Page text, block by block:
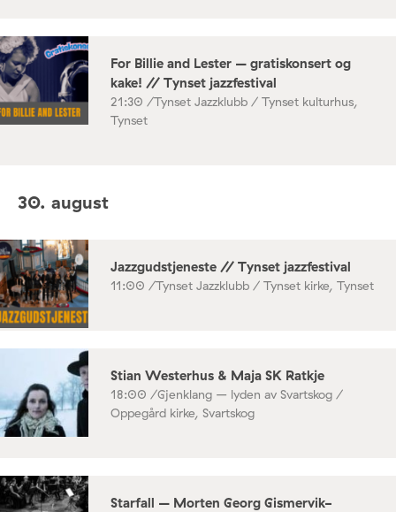
For Billie and Lester – gratiskonsert og
kake! // Tynset jazzfestival
21:30 /Tynset Jazzklubb / Tynset kulturhus,
Tynset
30. august
Jazzgudstjeneste // Tynset jazzfestival
11:00 /Tynset Jazzklubb / Tynset kirke, Tynset
Stian Westerhus & Maja SK Ratkje
18:00 /Gjenklang – lyden av Svartskog /
Oppegård kirke, Svartskog
Starfall – Morten Georg Gismervik-